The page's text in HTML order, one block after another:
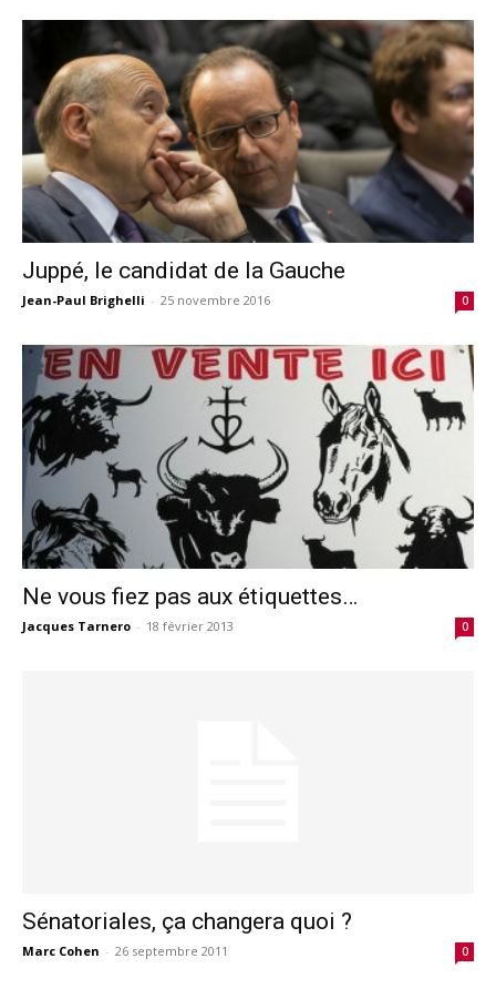
Juppé, le candidat de la Gauche
Jean-Paul Brighelli - 25 novembre 2016 0
Ne vous fiez pas aux étiquettes…
Jacques Tarnero - 18 février 2013 0
Sénatoriales, ça changera quoi ?
Marc Cohen - 26 septembre 2011 0